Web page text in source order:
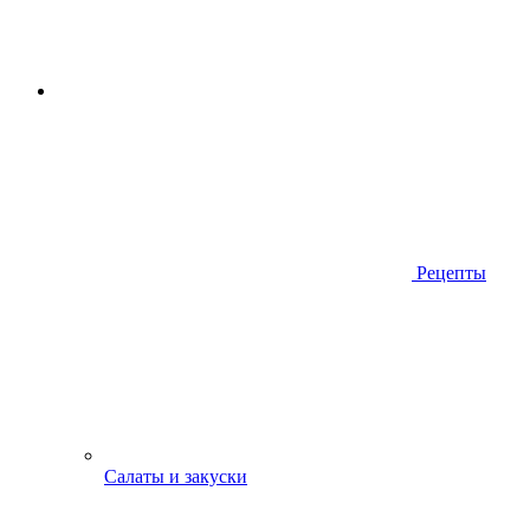
Рецепты
Салаты и закуски